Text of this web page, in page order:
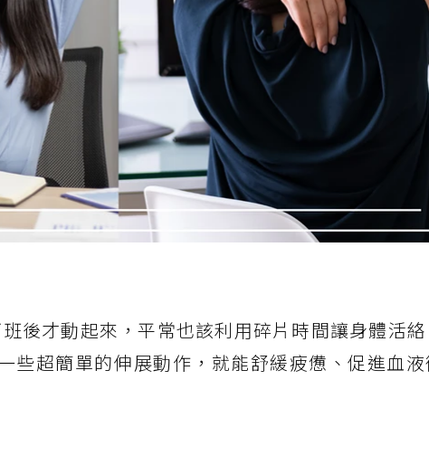
後才動起來，平常也該利用碎片時間讓身體活
些超簡單的伸展動作，就能舒緩疲憊、促進血